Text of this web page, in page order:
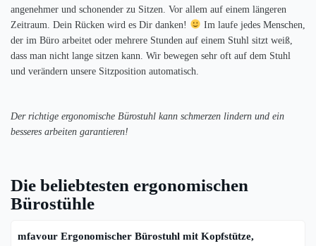
angenehmer und schonender zu Sitzen. Vor allem auf einem längeren
Zeitraum. Dein Rücken wird es Dir danken!
Im laufe jedes Menschen,
der im Büro arbeitet oder mehrere Stunden auf einem Stuhl sitzt weiß,
dass man nicht lange sitzen kann. Wir bewegen sehr oft auf dem Stuhl
und verändern unsere Sitzposition automatisch.
Der richtige ergonomische Bürostuhl kann schmerzen lindern und ein
besseres arbeiten garantieren!
Die beliebtesten ergonomischen
Bürostühle
mfavour Ergonomischer Bürostuhl mit Kopfstütze,